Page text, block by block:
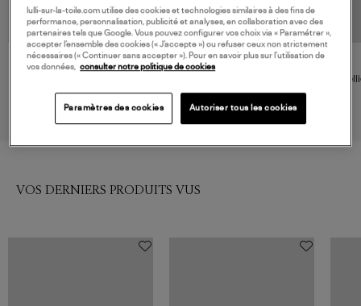
640,00 €
GIGI CLOZEAU
635,00 €
GIGI CLOZEAU
VOS DERNIERS PRODUITS VUS
lulli-sur-la-toile.com utilise des cookies et technologies similaires à des fins de
performance, personnalisation, publicité et analyses, en collaboration avec des
partenaires tels que Google. Vous pouvez configurer vos choix via « Paramétrer »,
accepter l’ensemble des cookies (« J’accepte ») ou refuser ceux non strictement
nécessaires (« Continuer sans accepter »). Pour en savoir plus sur l’utilisation de
vos données,
consulter notre politique de cookies
Paramètres des cookies Autoriser tous les cookies